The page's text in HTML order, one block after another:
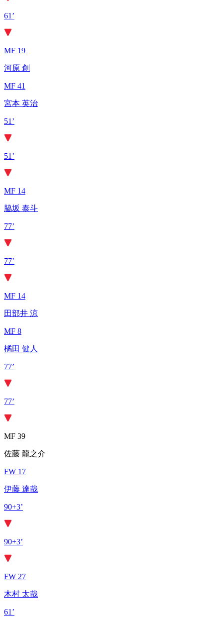
61’
MF 19
河原 創
MF 41
宮本 英治
51’
51’
MF 14
脇坂 泰斗
77’
77’
MF 14
田部井 涼
MF 8
橘田 健人
77’
77’
MF 39
佐藤 龍之介
FW 17
伊藤 達哉
90+3’
90+3’
FW 27
木村 太哉
61’